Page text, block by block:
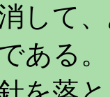
して
ある。